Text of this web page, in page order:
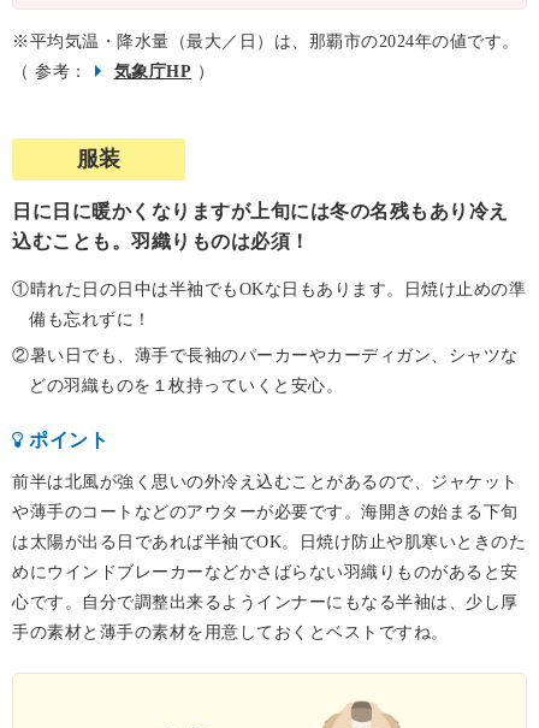
※平均気温・降水量（最大／日）は、那覇市の2024年の値です。
（ 参考：
気象庁HP ）
服装
日に日に暖かくなりますが上旬には冬の名残もあり冷え
込むことも。羽織りものは必須！
①晴れた日の日中は半袖でもOKな日もあります。日焼け止めの準
備も忘れずに！
②暑い日でも、薄手で長袖のパーカーやカーディガン、シャツな
どの羽織ものを１枚持っていくと安心。
ポイント
前半は北風が強く思いの外冷え込むことがあるので、ジャケット
や薄手のコートなどのアウターが必要です。海開きの始まる下旬
は太陽が出る日であれば半袖でOK。日焼け防止や肌寒いときのた
めにウインドブレーカーなどかさばらない羽織りものがあると安
心です。自分で調整出来るようインナーにもなる半袖は、少し厚
手の素材と薄手の素材を用意しておくとベストですね。